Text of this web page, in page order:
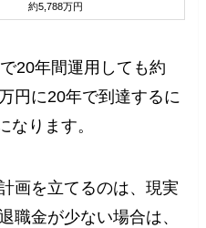
約5,788万円
20年間運用しても約
円に20年で到達するに
なります。
画を立てるのは、現実
職金が少ない場合は、